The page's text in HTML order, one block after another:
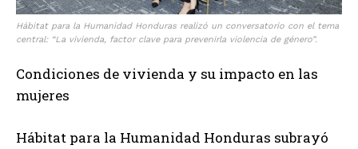
Hábitat para la Humanidad Honduras realizó un conversatorio con el tema
central: “La vivienda, factor clave para prevenirla violencia de género”.
Condiciones de vivienda y su impacto en las
mujeres
Hábitat para la Humanidad Honduras subrayó